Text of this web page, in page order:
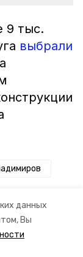
данных
Вы
9 тыс.
выбрали